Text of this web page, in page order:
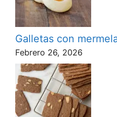
Galletas con
Febrero 26, 2026